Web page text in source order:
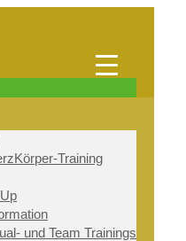
Training
und Team Trainings